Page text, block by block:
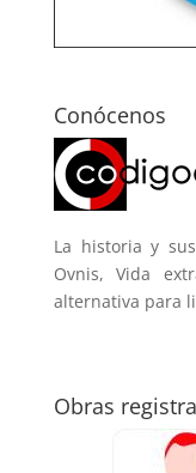
Conócenos
La historia y
Ovnis, Vida
alternativa para
Obras